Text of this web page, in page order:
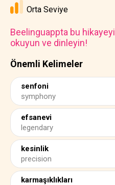
Önemli Kelimeler
senfoni
symphony
efsanevi
legendary
kesinlik
precision
karmaşıklıkları
Orta Seviye
Beelinguappta bu hikayeyi
okuyun ve dinleyin!